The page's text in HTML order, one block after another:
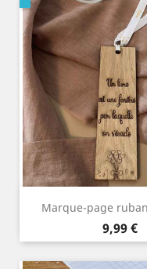
Marque-page
Prix
9,99 €